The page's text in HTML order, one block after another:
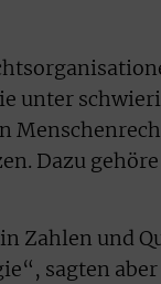
unter
Dazu gehöre
Zahlen und
sagten